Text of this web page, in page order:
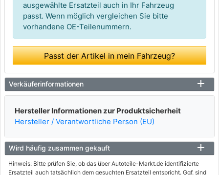
ausgewählte Ersatzteil auch in Ihr Fahrzeug
passt. Wenn möglich vergleichen Sie bitte
vorhandene OE-Teilenummern.
Passt der Artikel in mein Fahrzeug?
Verkäuferinformationen
Hersteller Informationen zur Produktsicherheit
Hersteller / Verantwortliche Person (EU)
Wird häufig zusammen gekauft
Hinweis: Bitte prüfen Sie, ob das über Autoteile-Markt.de identifizierte
Ersatzteil auch tatsächlich dem gesuchten Ersatzteil entspricht. Ggf. sind